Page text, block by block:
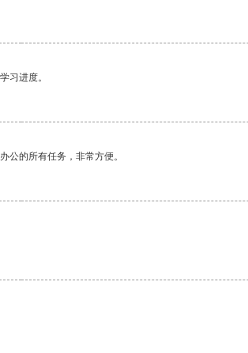
习进度。
公的所有任务，非常方便。